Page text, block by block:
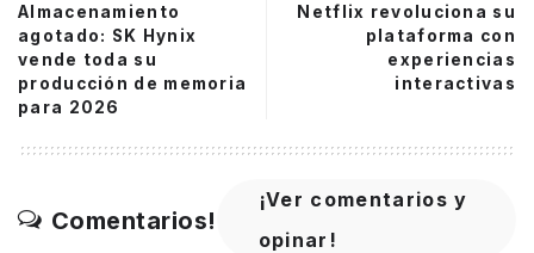
Almacenamiento
agotado: SK Hynix
vende toda su
producción de memoria
para 2026
Netflix revoluciona su
plataforma con
experiencias
interactivas
Comentarios!
¡Ver comentarios y
opinar!